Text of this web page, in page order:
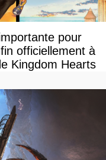
pour
officiellement à
Kingdom Hearts